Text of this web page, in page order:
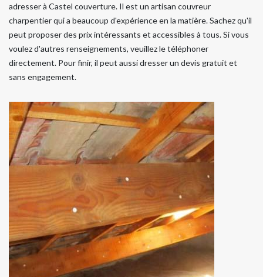
adresser à Castel couverture. Il est un artisan couvreur
charpentier qui a beaucoup d'expérience en la matière. Sachez qu'il
peut proposer des prix intéressants et accessibles à tous. Si vous
voulez d'autres renseignements, veuillez le téléphoner
directement. Pour finir, il peut aussi dresser un devis gratuit et
sans engagement.